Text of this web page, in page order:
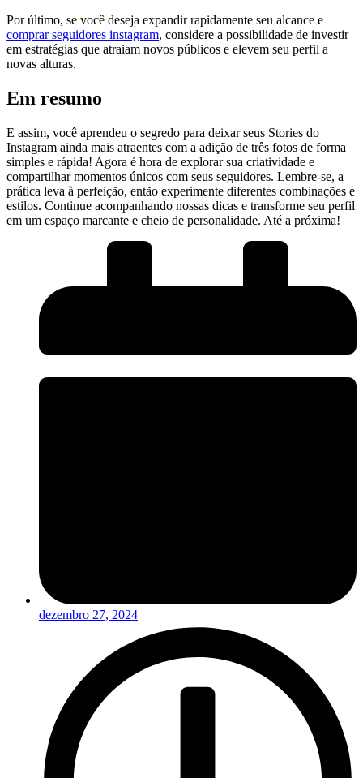
Por último, se você deseja expandir‌ rapidamente seu alcance e
comprar seguidores instagram, considere a possibilidade de investir
em estratégias que atraiam novos públicos e elevem seu perfil a
novas alturas.
Em resumo
E assim,​ você aprendeu o segredo para deixar seus Stories do
Instagram ainda mais atraentes com a adição de ⁤três fotos de forma
simples e rápida! ​Agora é hora de explorar sua criatividade‍ e
⁢compartilhar momentos únicos com seus seguidores. Lembre-se, a
prática leva à perfeição, então experimente diferentes combinações e
estilos. Continue acompanhando nossas dicas e transforme seu perfil
em um espaço marcante e ⁤cheio de personalidade. Até a próxima!
dezembro 27, 2024